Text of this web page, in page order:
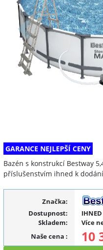
Předchozí
GARANCE NEJLEPŠÍ CENY
Bazén s konstrukcí Bestway
příslušenstvím ihned k
Značka:
Dostupnost:
IHNED
Skladem:
Více
Naše cena : 10